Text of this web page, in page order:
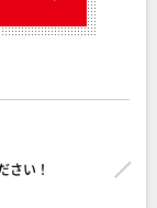
さい！